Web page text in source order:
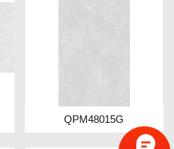
QPM48015G